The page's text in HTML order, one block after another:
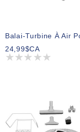
24,99$CA